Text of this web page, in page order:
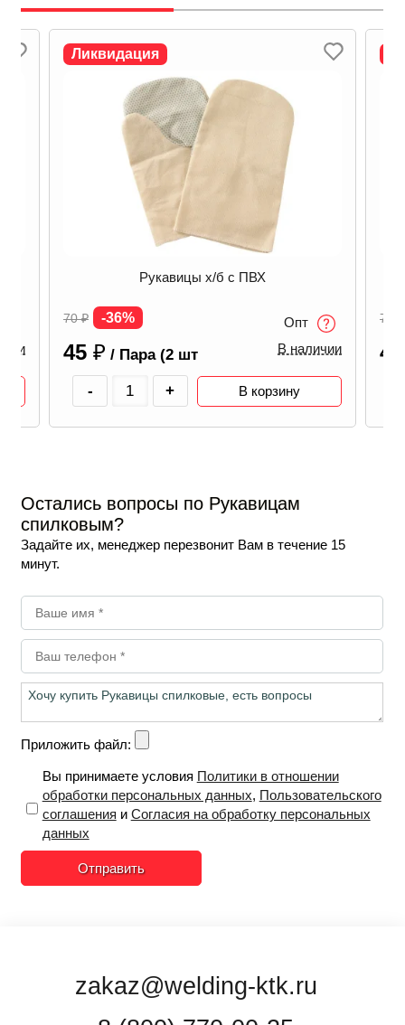
Ликвидация
Рукавицы х/б с ПВХ
70₽ -36%
45 ₽ / Пара (2 шт
Опт
В наличии
- + В корзину
70
Остались вопросы по Рукавицам
спилковым?
Задайте их, менеджер перезвонит Вам в течение 15
минут.
Приложить файл:
Вы принимаете условия Политики в отношении
обработки персональных данных, Пользовательского
соглашения и Согласия на обработку персональных
данных
Отправить
zakaz@welding-ktk.ru